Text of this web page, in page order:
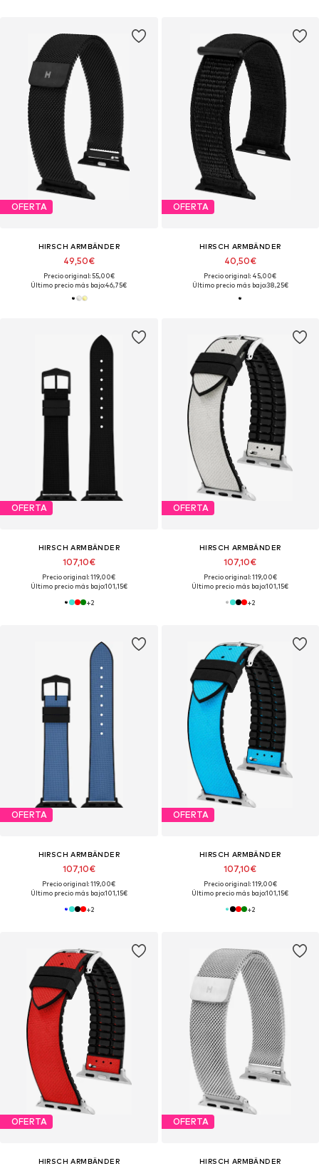
OFERTA
HIRSCH ARMBÄNDER
49,50€
Precio original: 55,00€
Último precio más bajo:46,75€
OFERTA
HIRSCH ARMBÄNDER
40,50€
Precio original: 45,00€
Último precio más bajo:38,25€
OFERTA
HIRSCH ARMBÄNDER
107,10€
Precio original: 119,00€
Último precio más bajo:101,15€
+2
OFERTA
HIRSCH ARMBÄNDER
107,10€
Precio original: 119,00€
Último precio más bajo:101,15€
+2
OFERTA
HIRSCH ARMBÄNDER
107,10€
Precio original: 119,00€
Último precio más bajo:101,15€
+2
OFERTA
HIRSCH ARMBÄNDER
107,10€
Precio original: 119,00€
Último precio más bajo:101,15€
+2
OFERTA
HIRSCH ARMBÄNDER
OFERTA
HIRSCH ARMBÄNDER